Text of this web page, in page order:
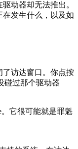
动器却无法推出。
发生什么，以及如
了访达窗口。你点按
碰过那个驱动器
。它很可能就是罪魁